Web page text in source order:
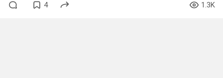
4 1.3K